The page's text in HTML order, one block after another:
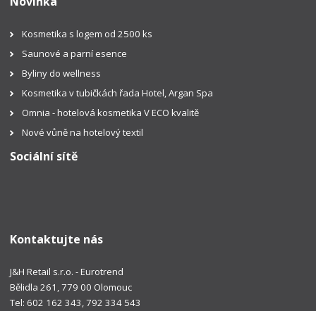
Kosmetika s logem od 2500 ks
Saunové a parní esence
Byliny do wellness
Kosmetika v tubičkách řada Hotel, Argan Spa
Omnia - hotelová kosmetika V ECO kvalitě
Nové vůně na hotelový textil
Sociální sítě
Kontaktujte nás
J&H Retail s.r.o. - Eurotrend
Bělidla 261, 779 00 Olomouc
Tel: 602 162 343, 792 334 543